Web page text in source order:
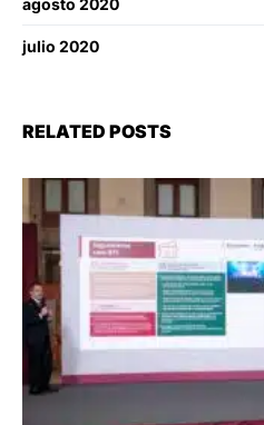
agosto 2020
julio 2020
RELATED POSTS